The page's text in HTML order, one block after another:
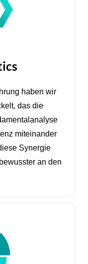
haben wir
das die
miteinander
Synergie
an den